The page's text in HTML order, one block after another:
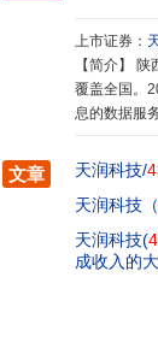
上市证券：
【简介】
覆盖全国。
息的数据服
文章 天润科技/
天润科技（
天润科技(
成收入的